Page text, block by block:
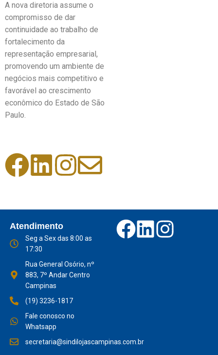
A nova diretoria assume o
compromisso de dar
continuidade ao trabalho de
fortalecimento da
representação empresarial,
promovendo um ambiente de
negócios mais competitivo e
favorável ao crescimento
econômico do Estado de São
Paulo.
Atendimento
Seg a Sex das 8:00 as
17:30
Rua General Osório, nº
883, 7º Andar Centro
Campinas
(19) 3236-1817
Fale conosco no
Whatsapp
secretaria@sindilojascampinas.com.br